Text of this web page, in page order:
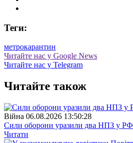
Теги:
метрокарантин
Читайте нас у Google News
Читайте нас у Telegram
Читайте також
Війна 06.08.2026 13:50:28
Сили оборони уразили два НПЗ у РФ
Читати